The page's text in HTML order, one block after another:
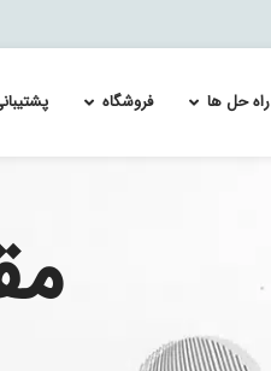
لایسنس سوئیچ سیسکو catalyst 6500
لایسنس سوئیچ سیسکو catalyst 9100
راه حل ها
the Cisco FirePOWER Services Module
Security & User Behavior Analytics
معماری اسپلانک
فروشگاه